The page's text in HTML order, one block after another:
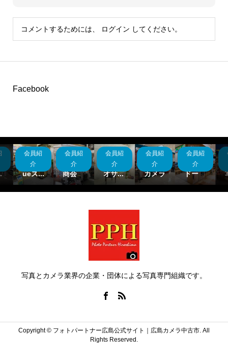
コメントするためには、 ログイン してください。
Facebook
会員紹
介
鯉城写
真｜C
ueス...
会員紹
介
マスヤ
カメラ
商会
会員紹
介
フォト
スタジ
オサ...
会員紹
介
アート
カメラ
会員紹
介
カメラ
のトー
ドー
写真とカメラ業界の企業・団体による写真専門組織です。
Copyright © フォトパートナー広島公式サイト｜広島カメラ中古市. All
Rights Reserved.